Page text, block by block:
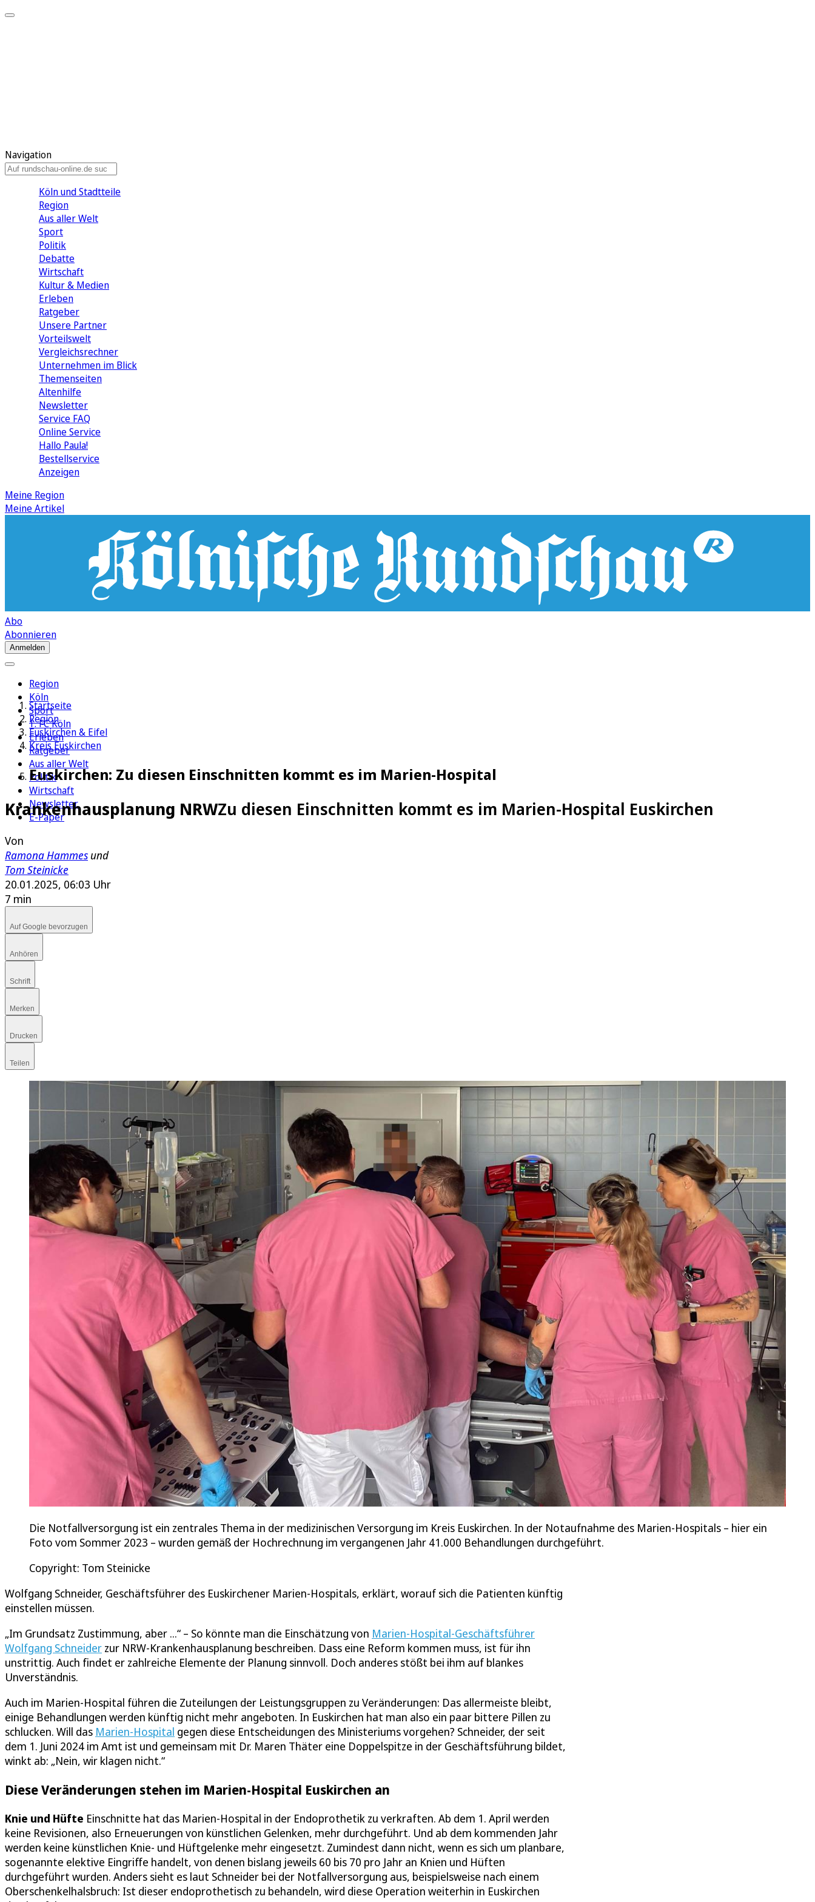
Navigation
Köln und Stadtteile
Region
Aus aller Welt
Sport
Politik
Debatte
Wirtschaft
Kultur & Medien
Erleben
Ratgeber
Unsere Partner
Vorteilswelt
Vergleichsrechner
Unternehmen im Blick
Themenseiten
Altenhilfe
Newsletter
Service FAQ
Online Service
Hallo Paula!
Bestellservice
Anzeigen
Meine Region
Meine Artikel
Abo
Abonnieren
Anmelden
Region
Köln
Sport
1. FC Köln
Erleben
Ratgeber
Aus aller Welt
Politik
Wirtschaft
Newsletter
E-Paper
Startseite
Region
Euskirchen & Eifel
Kreis Euskirchen
Euskirchen: Zu diesen Einschnitten kommt es im Marien-Hospital
Krankenhausplanung NRWZu diesen Einschnitten kommt es im Marien-Hospital Euskirchen
Von
Ramona Hammes und
Tom Steinicke
20.01.2025, 06:03 Uhr
7 min
Auf Google bevorzugen
Anhören
Schrift
Merken
Drucken
Teilen
Die Notfallversorgung ist ein zentrales Thema in der medizinischen Versorgung im Kreis Euskirchen. In der Notaufnahme des Marien-Hospitals – hier ein
Foto vom Sommer 2023 – wurden gemäß der Hochrechnung im vergangenen Jahr 41.000 Behandlungen durchgeführt.
Copyright: Tom Steinicke
Wolfgang Schneider, Geschäftsführer des Euskirchener Marien-Hospitals, erklärt, worauf sich die Patienten künftig
einstellen müssen.
„Im Grundsatz Zustimmung, aber ...“ – So könnte man die Einschätzung von Marien-Hospital-Geschäftsführer
Wolfgang Schneider zur NRW-Krankenhausplanung beschreiben. Dass eine Reform kommen muss, ist für ihn
unstrittig. Auch findet er zahlreiche Elemente der Planung sinnvoll. Doch anderes stößt bei ihm auf blankes
Unverständnis.
Auch im Marien-Hospital führen die Zuteilungen der Leistungsgruppen zu Veränderungen: Das allermeiste bleibt,
einige Behandlungen werden künftig nicht mehr angeboten. In Euskirchen hat man also ein paar bittere Pillen zu
schlucken. Will das Marien-Hospital gegen diese Entscheidungen des Ministeriums vorgehen? Schneider, der seit
dem 1. Juni 2024 im Amt ist und gemeinsam mit Dr. Maren Thäter eine Doppelspitze in der Geschäftsführung bildet,
winkt ab: „Nein, wir klagen nicht.“
Diese Veränderungen stehen im Marien-Hospital Euskirchen an
Knie und Hüfte Einschnitte hat das Marien-Hospital in der Endoprothetik zu verkraften. Ab dem 1. April werden
keine Revisionen, also Erneuerungen von künstlichen Gelenken, mehr durchgeführt. Und ab dem kommenden Jahr
werden keine künstlichen Knie- und Hüftgelenke mehr eingesetzt. Zumindest dann nicht, wenn es sich um planbare,
sogenannte elektive Eingriffe handelt, von denen bislang jeweils 60 bis 70 pro Jahr an Knien und Hüften
durchgeführt wurden. Anders sieht es laut Schneider bei der Notfallversorgung aus, beispielsweise nach einem
Oberschenkelhalsbruch: Ist dieser endoprothetisch zu behandeln, wird diese Operation weiterhin in Euskirchen